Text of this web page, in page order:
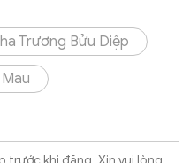
Trương Bửu Diệp